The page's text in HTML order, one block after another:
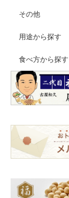
その他
用途から探す
食べ方から探す